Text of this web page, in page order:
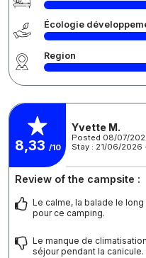
Écologie
Region
8,33 /10
Yvette M.
Posted 08/07/
Stay : 21/06/
Review of the campsite :
Le calme, la balade le
pour ce camping.
Le manque de
séjour pendant la canicule.